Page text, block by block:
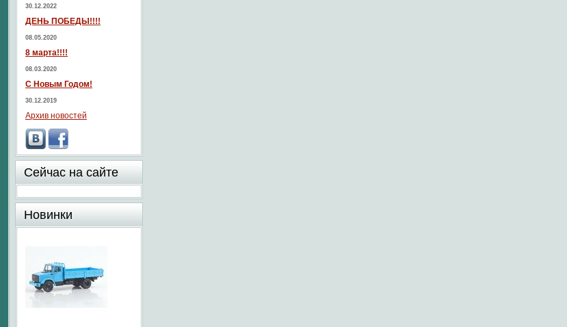
30.12.2022
ДЕНЬ ПОБЕДЫ!!!!
08.05.2020
8 марта!!!!
08.03.2020
С Новым Годом!
30.12.2019
Архив новостей
Сейчас на сайте
Новинки